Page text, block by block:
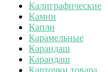
Калиграфические
Камни
Капли
Карамельные
Карандаш
Карандаш
Карточки товара